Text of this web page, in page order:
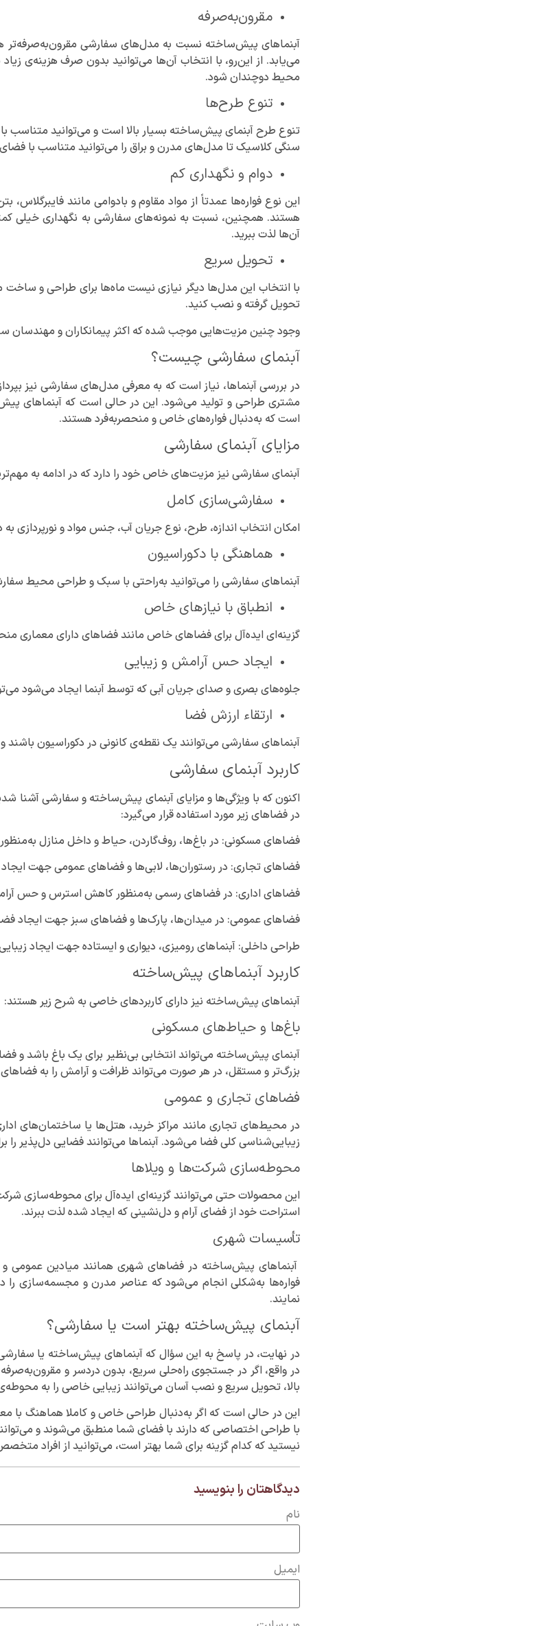
مقرون‌به‌صرفه
آبنماهای پیش‌ساخته نسبت به مدل‌های سفارشی مقرون‌به‌صرفه‌تر
می‌یابد. از این‌رو، با انتخاب آن‌ها می‌توانید بدون صرف هزینه‌ی
محیط دوچندان شود.
تنوع طرح‌ها
تنوع طرح آبنمای پیش‌ساخته بسیار بالا است و می‌توانید متناسب
سنگی کلاسیک تا مدل‌های مدرن و براق را می‌توانید متناسب با
دوام و نگهداری کم
این نوع فواره‌ها عمدتاً از مواد مقاوم و بادوامی مانند
هستند. همچنین، نسبت به نمونه‌های سفارشی به نگهداری خیلی
آن‌ها لذت ببرید.
تحویل سریع
با انتخاب این مدل‌ها دیگر نیازی نیست ماه‌ها برای طراحی و ساخت
تحویل گرفته و نصب کنید.
وجود چنین مزیت‌هایی موجب شده که اکثر پیمانکاران و مهندسان
آبنمای سفارشی چیست؟
در بررسی آبنماها، نیاز است که به معرفی مدل‌های سفارشی نیز
مشتری طراحی و تولید می‌شود. این در حالی است که آبنماهای
است که به‌دنبال فواره‌های خاص و منحصربه‌فرد هستند.
مزایای آبنمای سفارشی
آبنمای سفارشی نیز مزیت‌های خاص خود را دارد که در ادامه به
سفارشی‌سازی کامل
امکان انتخاب اندازه، طرح، نوع جریان آب، جنس مواد و نورپردازی به
هماهنگی با دکوراسیون
آبنماهای سفارشی را می‌توانید به‌راحتی با سبک و طراحی محیط
انطباق با نیازهای خاص
گزینه‌ای ایده‌آل برای فضاهای خاص مانند فضاهای دارای معماری
ایجاد حس آرامش و زیبایی
جلوه‌های بصری و صدای جریان آبی که توسط آبنما ایجاد می‌شود
ارتقاء ارزش فضا
آبنماهای سفارشی می‌توانند یک نقطه‌ی کانونی در دکوراسیون باشند
کاربرد آبنمای سفارشی
اکنون که با ویژگی‌ها و مزایای آبنمای پیش‌ساخته و سفارشی آشنا
در فضاهای زیر مورد استفاده قرار می‌گیرد:
فضاهای مسکونی: در باغ‌ها، روف‌گاردن، حیاط و داخل منازل
فضاهای تجاری: در رستوران‌ها، لابی‌ها و فضاهای عمومی جهت
فضاهای اداری: در فضاهای رسمی به‌منظور کاهش استرس و حس
فضاهای عمومی: در میدان‌ها، پارک‌ها و فضاهای سبز جهت ایجاد
طراحی داخلی: آبنماهای رومیزی، دیواری و ایستاده جهت ایجاد
کاربرد آبنماهای پیش‌ساخته
آبنماهای پیش‌ساخته نیز دارای کاربردهای خاصی به شرح زیر هستند:
باغ‌ها و حیاط‌های مسکونی
آبنمای پیش‌ساخته می‌تواند انتخابی بی‌نظیر برای یک باغ باشد و
بزرگ‌تر و مستقل، در هر صورت می‌تواند ظرافت و آرامش را به فضاهای
فضاهای تجاری و عمومی
در محیط‌های تجاری مانند مراکز خرید، هتل‌ها یا ساختمان‌های
زیبایی‌شناسی کلی فضا می‌شود. آبنماها می‌توانند فضایی دل‌پذیر
محوطه‌سازی شرکت‌ها و ویلاها
این محصولات حتی می‌توانند گزینه‌ای ایده‌آل برای محوطه‌سازی
استراحت خود از فضای آرام و دل‌نشینی که ایجاد شده لذت ببرند.
تأسیسات شهری
آبنماهای پیش‌ساخته در فضاهای شهری همانند میادین عمومی و
فواره‌ها به‌شکلی انجام می‌شود که عناصر مدرن و مجسمه‌سازی
نمایند.
آبنمای پیش‌ساخته بهتر است یا سفارشی؟
در نهایت، در پاسخ به این سؤال که آبنماهای پیش‌ساخته یا
در واقع، اگر در جستجوی راه‌حلی سریع، بدون دردسر و مقرون‌به‌صرفه
بالا، تحویل سریع و نصب آسان می‌توانند زیبایی خاصی را به
این در حالی است که اگر به‌دنبال طراحی خاص و کاملا هماهنگ با
با طراحی اختصاصی که دارند با فضای شما منطبق می‌شوند و
نیستید که کدام گزینه برای شما بهتر است، می‌توانید از افراد
دیدگاهتان را بنویسید
نام
ایمیل